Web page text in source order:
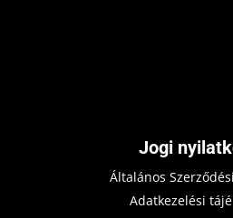
Jogi
Általános
Adatkezelési